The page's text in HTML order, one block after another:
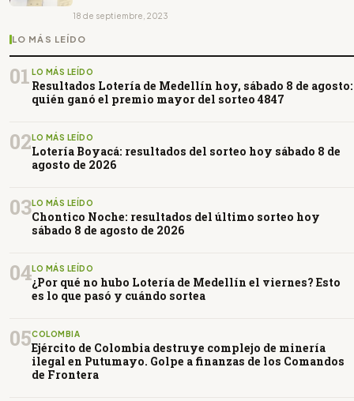
18 de septiembre, 2023
LO MÁS LEÍDO
01 LO MÁS LEÍDO
Resultados Lotería de Medellín hoy, sábado 8 de agosto:
quién ganó el premio mayor del sorteo 4847
02LO MÁS LEÍDO
Lotería Boyacá: resultados del sorteo hoy sábado 8 de
agosto de 2026
03LO MÁS LEÍDO
Chontico Noche: resultados del último sorteo hoy
sábado 8 de agosto de 2026
04LO MÁS LEÍDO
¿Por qué no hubo Lotería de Medellín el viernes? Esto
es lo que pasó y cuándo sortea
05COLOMBIA
Ejército de Colombia destruye complejo de minería
ilegal en Putumayo. Golpe a finanzas de los Comandos
de Frontera